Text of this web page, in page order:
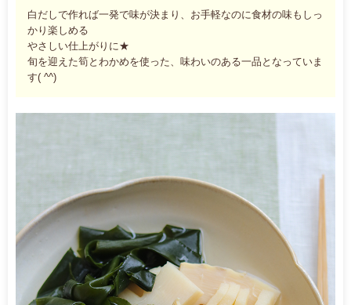
白だしで作れば一発で味が決まり、お手軽なのに食材の味もしっ
かり楽しめる
やさしい仕上がりに★
旬を迎えた筍とわかめを使った、味わいのある一品となっていま
す( ^^)